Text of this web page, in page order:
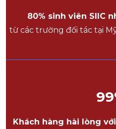
80% sinh viên SIIC
từ các trường đối tác tại
99
Khách hàng hài lòng